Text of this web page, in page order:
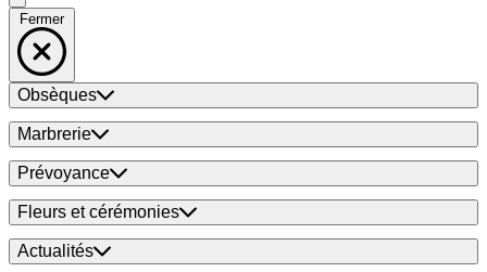
Fermer
Obsèques
Marbrerie
Prévoyance
Fleurs et cérémonies
Actualités